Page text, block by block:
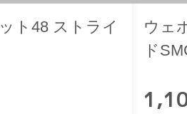
ト48 ストライ
ウェ
ド